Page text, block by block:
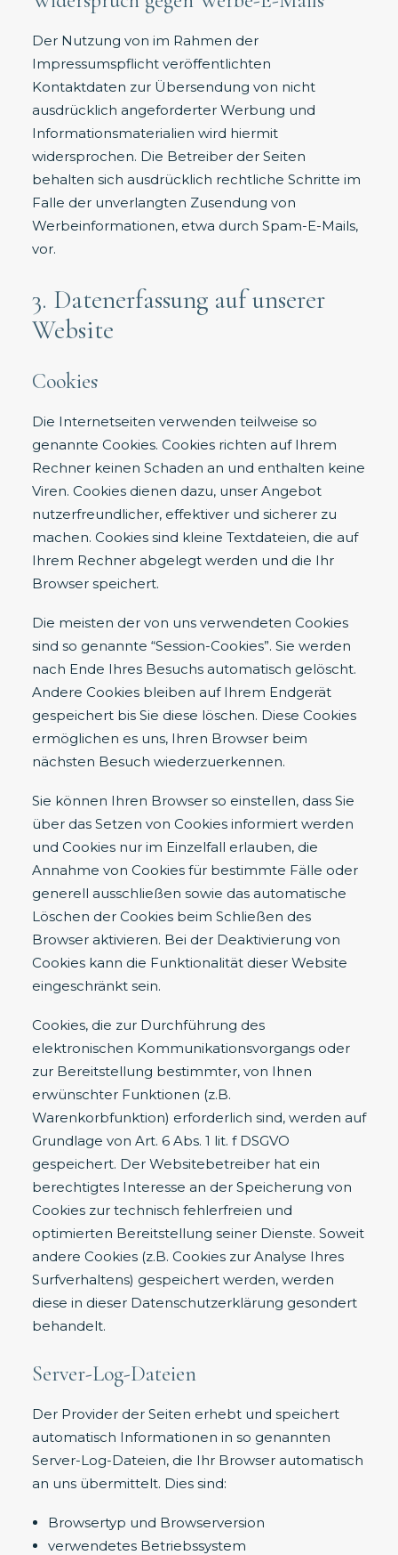
Der Nutzung von im Rahmen der
Impressumspflicht veröffentlichten
Kontaktdaten zur Übersendung von nicht
ausdrücklich angeforderter Werbung und
Informationsmaterialien wird hiermit
widersprochen. Die Betreiber der Seiten
behalten sich ausdrücklich rechtliche Schritte im
Falle der unverlangten Zusendung von
Werbeinformationen, etwa durch Spam-E-Mails,
vor.
3. Datenerfassung auf unserer
Website
Cookies
Die Internetseiten verwenden teilweise so
genannte Cookies. Cookies richten auf Ihrem
Rechner keinen Schaden an und enthalten keine
Viren. Cookies dienen dazu, unser Angebot
nutzerfreundlicher, effektiver und sicherer zu
machen. Cookies sind kleine Textdateien, die auf
Ihrem Rechner abgelegt werden und die Ihr
Browser speichert.
Die meisten der von uns verwendeten Cookies
sind so genannte “Session-Cookies”. Sie werden
nach Ende Ihres Besuchs automatisch gelöscht.
Andere Cookies bleiben auf Ihrem Endgerät
gespeichert bis Sie diese löschen. Diese Cookies
ermöglichen es uns, Ihren Browser beim
nächsten Besuch wiederzuerkennen.
Sie können Ihren Browser so einstellen, dass Sie
über das Setzen von Cookies informiert werden
und Cookies nur im Einzelfall erlauben, die
Annahme von Cookies für bestimmte Fälle oder
generell ausschließen sowie das automatische
Löschen der Cookies beim Schließen des
Browser aktivieren. Bei der Deaktivierung von
Cookies kann die Funktionalität dieser Website
eingeschränkt sein.
Cookies, die zur Durchführung des
elektronischen Kommunikationsvorgangs oder
zur Bereitstellung bestimmter, von Ihnen
erwünschter Funktionen (z.B.
Warenkorbfunktion) erforderlich sind, werden auf
Grundlage von Art. 6 Abs. 1 lit. f DSGVO
gespeichert. Der Websitebetreiber hat ein
berechtigtes Interesse an der Speicherung von
Cookies zur technisch fehlerfreien und
optimierten Bereitstellung seiner Dienste. Soweit
andere Cookies (z.B. Cookies zur Analyse Ihres
Surfverhaltens) gespeichert werden, werden
diese in dieser Datenschutzerklärung gesondert
behandelt.
Server-Log-Dateien
Der Provider der Seiten erhebt und speichert
automatisch Informationen in so genannten
Server-Log-Dateien, die Ihr Browser automatisch
an uns übermittelt. Dies sind:
Browsertyp und Browserversion
verwendetes Betriebssystem